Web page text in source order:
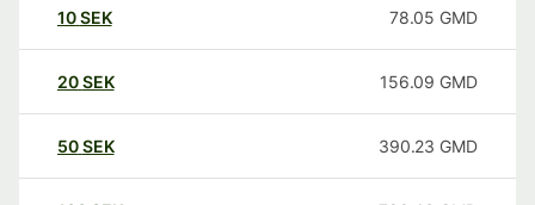
10SEK 78.05 GMD
20SEK 156.09 GMD
50SEK 390.23 GMD